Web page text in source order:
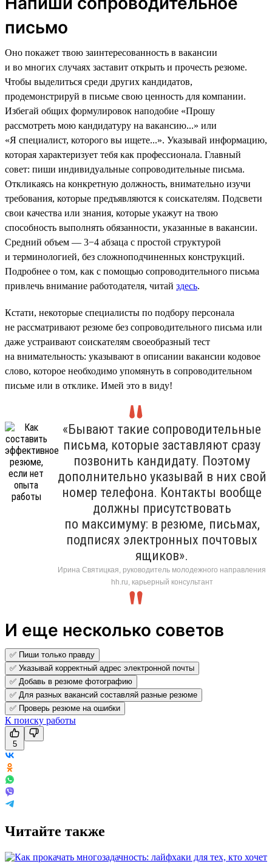
письмо
Оно покажет твою заинтересованность в вакансии
и во многих случаях заставит открыть и прочесть резюме.
Чтобы выделиться среди других кандидатов,
продемонстрируй в письме свою ценность для компании.
Избегай общих формулировок наподобие «Прошу
рассмотреть мою кандидатуру на вакансию...» или
«Я специалист, которого вы ищете...». Указывай информацию,
которая характеризует тебя как профессионала. Главный
совет: пиши индивидуальные сопроводительные письма.
Откликаясь на конкретную должность, внимательно изучи
требования, которые предъявляются к соискателям. Подсвети
свои качества или знания, которые укажут на твою
способность выполнять обязанности, указанные в вакансии.
Средний объем — 3−4 абзаца с простой структурой
и терминологией, без сложноподчиненных конструкций.
Подробнее о том, как с помощью сопроводительного письма
привлечь внимание работодателя, читай здесь.
Кстати, некоторые специалисты по подбору персонала
не рассматривают резюме без сопроводительного письма или
даже устраивают соискателям своеобразный тест
на внимательность: указывают в описании вакансии кодовое
слово, которое необходимо упомянуть в сопроводительном
письме или в отклике. Имей это в виду!
«Бывают такие сопроводительные
письма, которые заставляют сразу
позвонить кандидату. Поэтому
дополнительно указывай в них свой
номер телефона. Контакты вообще
должны присутствовать
по максимуму: в резюме, письмах,
подписях электронных почтовых
ящиков».
Ирина Святицкая, руководитель молодежного направления
hh.ru, карьерный консультант
И еще несколько советов
✅ Пиши только правду
✅ Указывай корректный адрес электронной почты
✅ Добавь в резюме фотографию
✅ Для разных вакансий составляй разные резюме
✅ Проверь резюме на ошибки
К поиску работы
5
Читайте также